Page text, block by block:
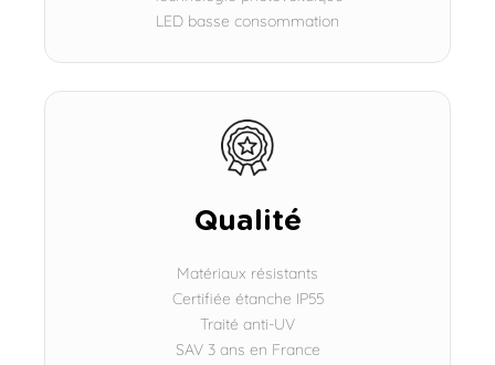
LED basse consommation
Qualité
Matériaux résistants
Certifiée étanche IP55
Traité anti-UV
SAV 3 ans en France